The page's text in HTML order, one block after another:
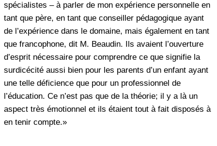
spécialistes – à parler de mon expérience personnelle en
tant que père, en tant que conseiller pédagogique ayant
de l’expérience dans le domaine, mais également en tant
que francophone, dit M. Beaudin. Ils avaient l’ouverture
d’esprit nécessaire pour comprendre ce que signifie la
surdicécité aussi bien pour les parents d’un enfant ayant
une telle déficience que pour un professionnel de
l’éducation. Ce n’est pas que de la théorie; il y a là un
aspect très émotionnel et ils étaient tout à fait disposés à
en tenir compte.»